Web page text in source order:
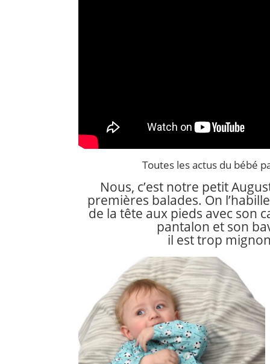
Toutes les actus du bébé
Nous, c’est notre petit
premières balades.On
de la tête aux pieds avec son
pantalon et son
il est trop